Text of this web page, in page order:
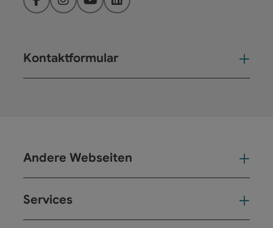
FacebookInstagramYouTubeLinkedIn
Kontaktformular
Andere Webseiten
Services